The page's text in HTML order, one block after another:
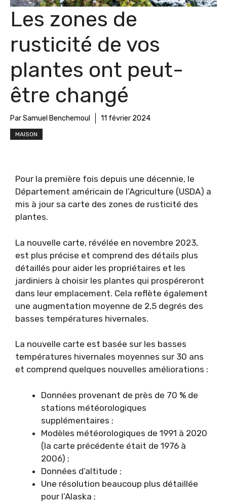
Les zones de
rusticité de vos
plantes ont peut-
être changé
Par Samuel Benchemoul 11 février 2024
MAISON
Pour la première fois depuis une décennie, le
Département américain de l’Agriculture (USDA) a
mis à jour sa carte des zones de rusticité des
plantes.
La nouvelle carte, révélée en novembre 2023,
est plus précise et comprend des détails plus
détaillés pour aider les propriétaires et les
jardiniers à choisir les plantes qui prospéreront
dans leur emplacement. Cela reflète également
une augmentation moyenne de 2,5 degrés des
basses températures hivernales.
La nouvelle carte est basée sur les basses
températures hivernales moyennes sur 30 ans
et comprend quelques nouvelles améliorations :
Données provenant de près de 70 % de
stations météorologiques
supplémentaires ;
Modèles météorologiques de 1991 à 2020
(la carte précédente était de 1976 à
2006) ;
Données d’altitude ;
Une résolution beaucoup plus détaillée
pour l’Alaska ;